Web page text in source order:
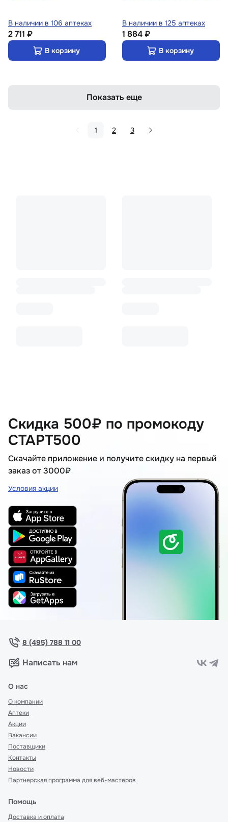
В наличии в 106 аптеках
2 711 ₽
В корзину
В наличии в 125 аптеках
1 884 ₽
В корзину
Показать еще
1 2 3
Скидка 500₽ по промокоду
СТАРТ500
Скачайте приложение и получите скидку на первый
заказ от 3000₽
Условия акции
8 (495) 788 11 00
Написать нам
О нас
О компании
Аптеки
Акции
Вакансии
Поставщики
Контакты
Новости
Партнерская программа для веб-мастеров
Помощь
Доставка и оплата